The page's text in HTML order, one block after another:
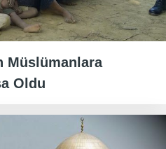
Müslümanlara
Oldu